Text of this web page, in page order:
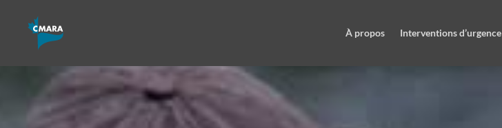
À propos Interventions d’urgence